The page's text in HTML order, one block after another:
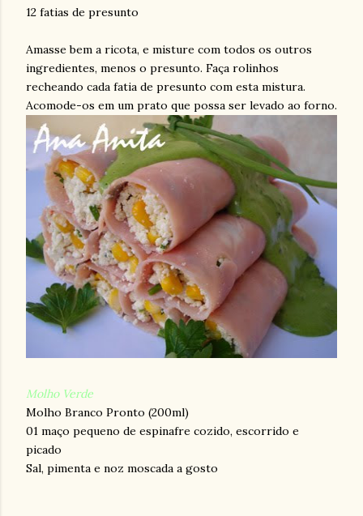
12 fatias de presunto
Amasse bem a ricota, e misture com todos os outros
ingredientes, menos o presunto. Faça rolinhos
recheando cada fatia de presunto com esta mistura.
Acomode-os em um prato que possa ser levado ao forno.
Molho Verde
Molho Branco Pronto (200ml)
01 maço pequeno de espinafre cozido, escorrido e
picado
Sal, pimenta e noz moscada a gosto